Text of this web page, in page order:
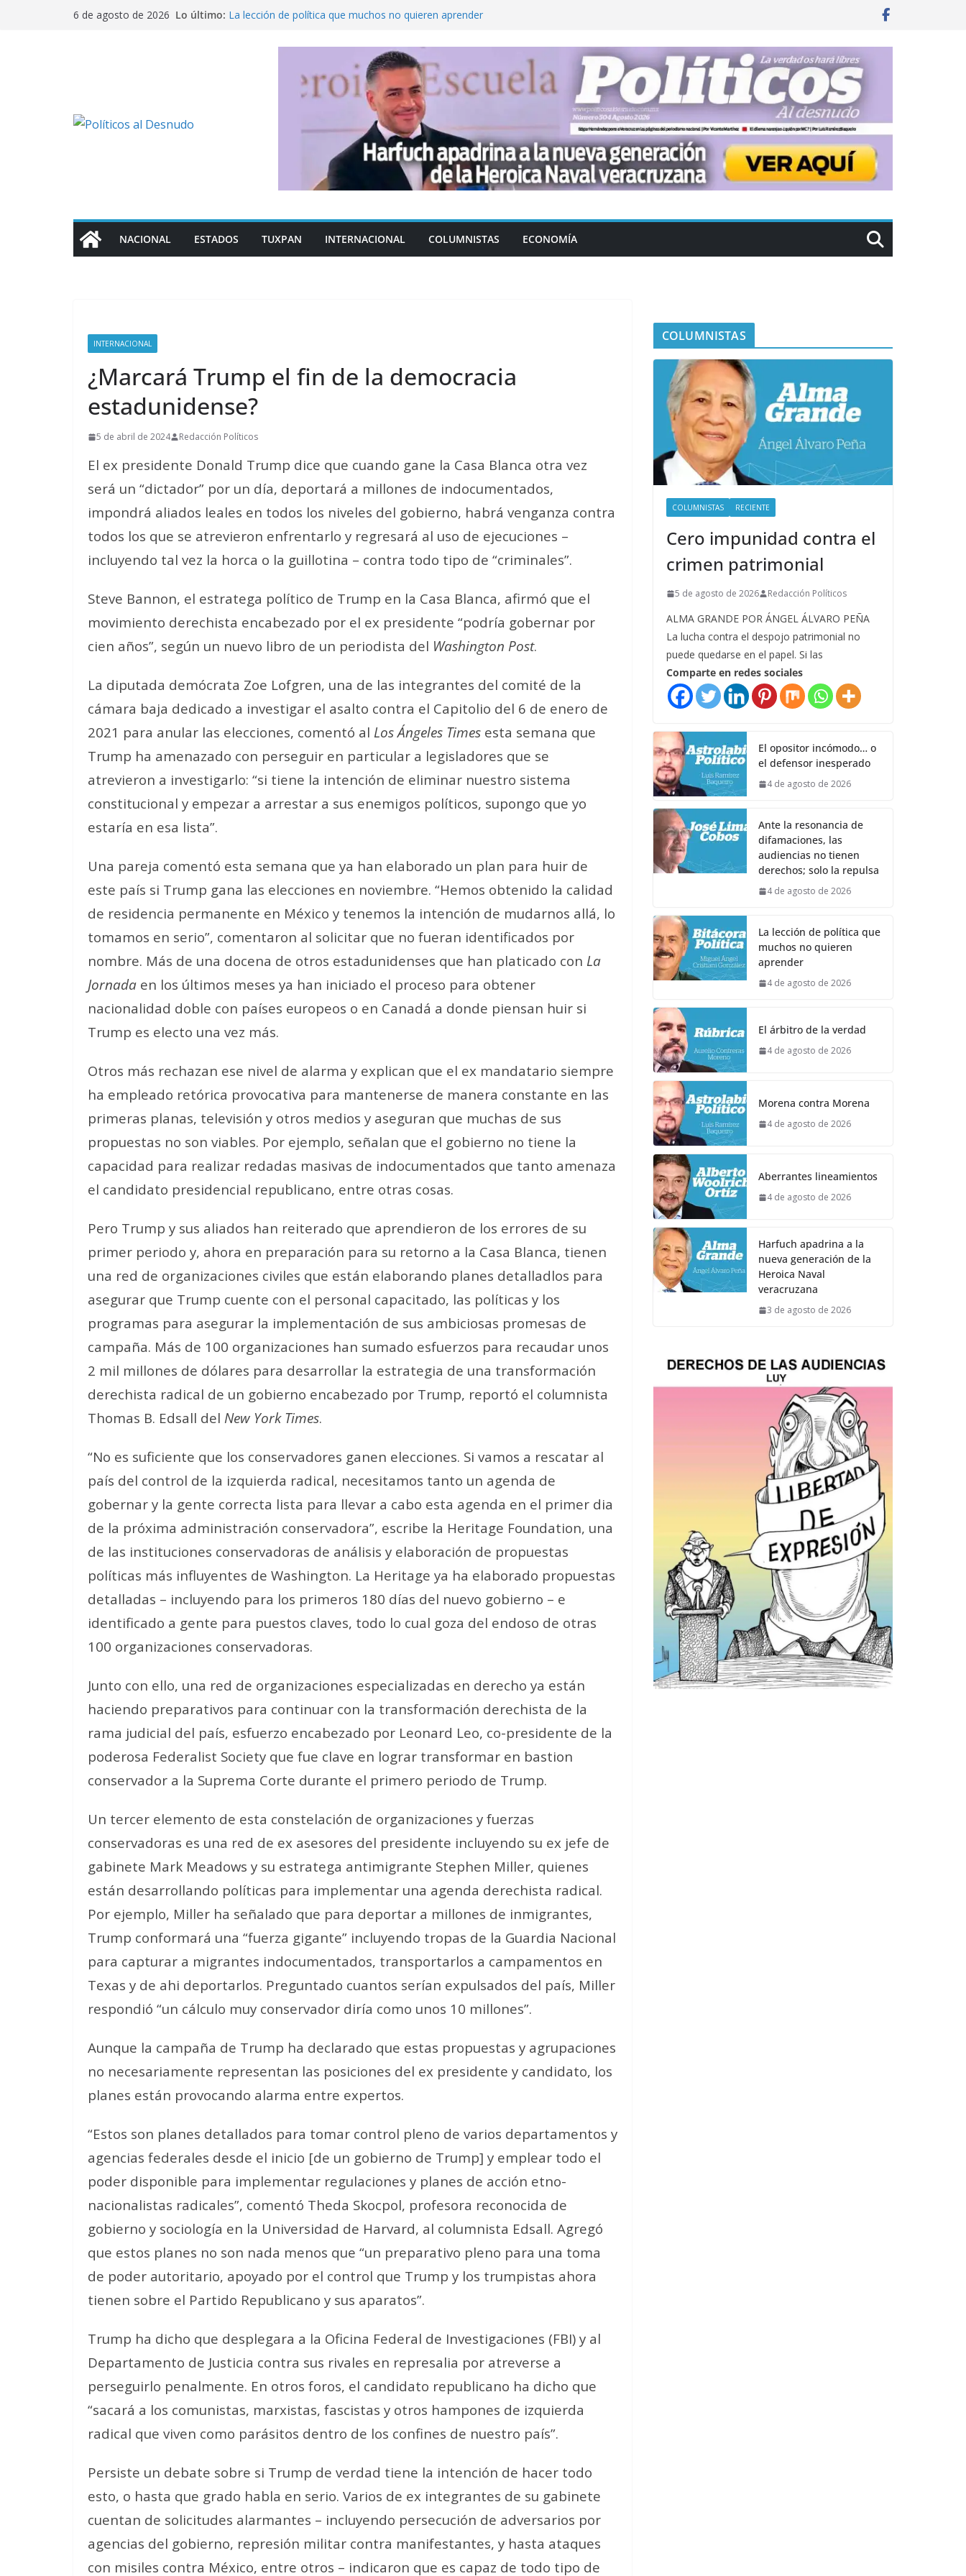
6 de agosto de 2026 Lo último: La lección de política que muchos no quieren aprender
Cero impunidad contra el crimen patrimonial
El opositor incómodo… o el defensor inesperado
Ante la resonancia de difamaciones, las audiencias no tienen
derechos; solo la repulsa
NACIONAL ESTADOS TUXPAN INTERNACIONAL COLUMNISTAS ECONOMÍA
INTERNACIONAL
¿Marcará Trump el fin de la democracia
estadunidense?
5 de abril de 2024 Redacción Políticos
El ex presidente Donald Trump dice que cuando gane la Casa Blanca otra vez
será un “dictador” por un día, deportará a millones de indocumentados,
impondrá aliados leales en todos los niveles del gobierno, habrá venganza contra
todos los que se atrevieron enfrentarlo y regresará al uso de ejecuciones –
incluyendo tal vez la horca o la guillotina – contra todo tipo de “criminales”.
Steve Bannon, el estratega político de Trump en la Casa Blanca, afirmó que el
movimiento derechista encabezado por el ex presidente “podría gobernar por
cien años”, según un nuevo libro de un periodista del Washington Post.
La diputada demócrata Zoe Lofgren, una de las integrantes del comité de la
cámara baja dedicado a investigar el asalto contra el Capitolio del 6 de enero de
2021 para anular las elecciones, comentó al Los Ángeles Times esta semana que
Trump ha amenazado con perseguir en particular a legisladores que se
atrevieron a investigarlo: “si tiene la intención de eliminar nuestro sistema
constitucional y empezar a arrestar a sus enemigos políticos, supongo que yo
estaría en esa lista”.
Una pareja comentó esta semana que ya han elaborado un plan para huir de
este país si Trump gana las elecciones en noviembre. “Hemos obtenido la calidad
de residencia permanente en México y tenemos la intención de mudarnos allá, lo
tomamos en serio”, comentaron al solicitar que no fueran identificados por
nombre. Más de una docena de otros estadunidenses que han platicado con La
Jornada en los últimos meses ya han iniciado el proceso para obtener
nacionalidad doble con países europeos o en Canadá a donde piensan huir si
Trump es electo una vez más.
Otros más rechazan ese nivel de alarma y explican que el ex mandatario siempre
ha empleado retórica provocativa para mantenerse de manera constante en las
primeras planas, televisión y otros medios y aseguran que muchas de sus
propuestas no son viables. Por ejemplo, señalan que el gobierno no tiene la
capacidad para realizar redadas masivas de indocumentados que tanto amenaza
el candidato presidencial republicano, entre otras cosas.
Pero Trump y sus aliados han reiterado que aprendieron de los errores de su
primer periodo y, ahora en preparación para su retorno a la Casa Blanca, tienen
una red de organizaciones civiles que están elaborando planes detalladlos para
asegurar que Trump cuente con el personal capacitado, las políticas y los
programas para asegurar la implementación de sus ambiciosas promesas de
campaña. Más de 100 organizaciones han sumado esfuerzos para recaudar unos
2 mil millones de dólares para desarrollar la estrategia de una transformación
derechista radical de un gobierno encabezado por Trump, reportó el columnista
Thomas B. Edsall del New York Times.
“No es suficiente que los conservadores ganen elecciones. Si vamos a rescatar al
país del control de la izquierda radical, necesitamos tanto un agenda de
gobernar y la gente correcta lista para llevar a cabo esta agenda en el primer dia
de la próxima administración conservadora”, escribe la Heritage Foundation, una
de las instituciones conservadoras de análisis y elaboración de propuestas
políticas más influyentes de Washington. La Heritage ya ha elaborado propuestas
detalladas – incluyendo para los primeros 180 días del nuevo gobierno – e
identificado a gente para puestos claves, todo lo cual goza del endoso de otras
100 organizaciones conservadoras.
Junto con ello, una red de organizaciones especializadas en derecho ya están
haciendo preparativos para continuar con la transformación derechista de la
rama judicial del país, esfuerzo encabezado por Leonard Leo, co-presidente de la
poderosa Federalist Society que fue clave en lograr transformar en bastion
conservador a la Suprema Corte durante el primero periodo de Trump.
Un tercer elemento de esta constelación de organizaciones y fuerzas
conservadoras es una red de ex asesores del presidente incluyendo su ex jefe de
gabinete Mark Meadows y su estratega antimigrante Stephen Miller, quienes
están desarrollando políticas para implementar una agenda derechista radical.
Por ejemplo, Miller ha señalado que para deportar a millones de inmigrantes,
Trump conformará una “fuerza gigante” incluyendo tropas de la Guardia Nacional
para capturar a migrantes indocumentados, transportarlos a campamentos en
Texas y de ahi deportarlos. Preguntado cuantos serían expulsados del país, Miller
respondió “un cálculo muy conservador diría como unos 10 millones”.
Aunque la campaña de Trump ha declarado que estas propuestas y agrupaciones
no necesariamente representan las posiciones del ex presidente y candidato, los
planes están provocando alarma entre expertos.
“Estos son planes detallados para tomar control pleno de varios departamentos y
agencias federales desde el inicio [de un gobierno de Trump] y emplear todo el
poder disponible para implementar regulaciones y planes de acción etno-
nacionalistas radicales”, comentó Theda Skocpol, profesora reconocida de
gobierno y sociología en la Universidad de Harvard, al columnista Edsall. Agregó
que estos planes no son nada menos que “un preparativo pleno para una toma
de poder autoritario, apoyado por el control que Trump y los trumpistas ahora
tienen sobre el Partido Republicano y sus aparatos”.
Trump ha dicho que desplegara a la Oficina Federal de Investigaciones (FBI) y al
Departamento de Justicia contra sus rivales en represalia por atreverse a
perseguirlo penalmente. En otros foros, el candidato republicano ha dicho que
“sacará a los comunistas, marxistas, fascistas y otros hampones de izquierda
radical que viven como parásitos dentro de los confines de nuestro país”.
Persiste un debate sobre si Trump de verdad tiene la intención de hacer todo
esto, o hasta que grado habla en serio. Varios de ex integrantes de su gabinete
cuentan de solicitudes alarmantes – incluyendo persecución de adversarios por
agencias del gobierno, represión militar contra manifestantes, y hasta ataques
con misiles contra México, entre otros – indicaron que es capaz de todo tipo de
COLUMNISTAS
COLUMNISTAS RECIENTE
Cero impunidad contra el
crimen patrimonial
5 de agosto de 2026 Redacción Políticos
ALMA GRANDE POR ÁNGEL ÁLVARO PEÑA
La lucha contra el despojo patrimonial no
puede quedarse en el papel. Si las
Comparte en redes sociales
El opositor incómodo… o
el defensor inesperado
4 de agosto de 2026
Ante la resonancia de
difamaciones, las
audiencias no tienen
derechos; solo la repulsa
4 de agosto de 2026
La lección de política que
muchos no quieren
aprender
4 de agosto de 2026
El árbitro de la verdad
4 de agosto de 2026
Morena contra Morena
4 de agosto de 2026
Aberrantes lineamientos
4 de agosto de 2026
Harfuch apadrina a la
nueva generación de la
Heroica Naval
veracruzana
3 de agosto de 2026